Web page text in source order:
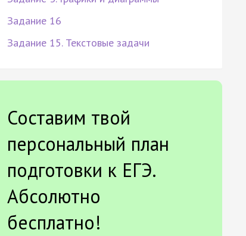
Задание 16
Задание 15. Текстовые задачи
Составим твой
персональный план
подготовки к ЕГЭ.
Абсолютно
бесплатно!